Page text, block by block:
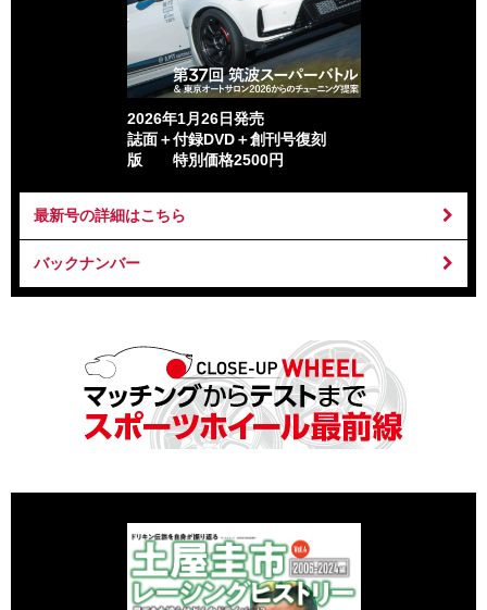
2026年1月26日発売
誌面＋付録DVD＋創刊号復刻
版 特別価格2500円
最新号の詳細はこちら
バックナンバー